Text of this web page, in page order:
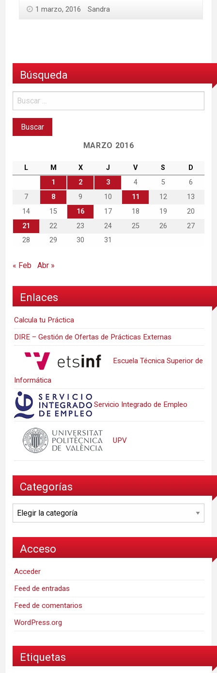
1 marzo, 2016 Sandra
Búsqueda
MARZO 2016
L M X J V S
D
1
2 3 4 5
6
7
8 9 10 11 12
13
14
15 16 17 18 19
20
21
22 23 24 25 26
27
28
29 30 31
« Feb Abr »
Enlaces
Calcula tu Práctica
DIRE – Gestión de Ofertas de Prácticas Externas
Escuela Técnica Superior de
Informática
Servicio Integrado de Empleo
UPV
Categorías
Categorías
Acceso
Acceder
Feed de entradas
Feed de comentarios
WordPress.org
Etiquetas